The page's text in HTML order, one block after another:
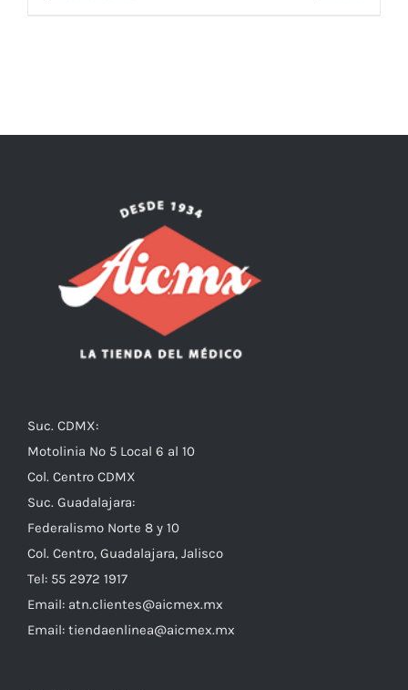
Suc. CDMX:
Motolinia No 5 Local 6 al 10
Col. Centro CDMX
Suc. Guadalajara:
Federalismo Norte 8 y 10
Col. Centro, Guadalajara, Jalisco
Tel: 55 2972 1917
Email: atn.clientes@aicmex.mx
Email: tiendaenlinea@aicmex.mx